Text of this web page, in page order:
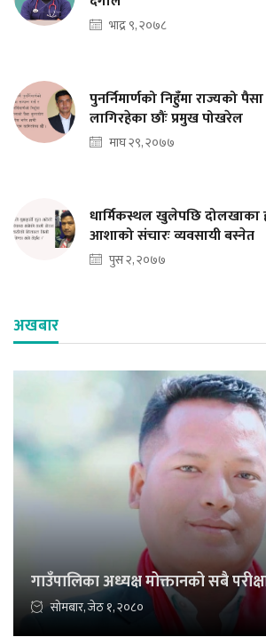
भाद्र ९, २०७८
पुनर्निमार्णको निहुँमा राज्यको
लागिरहेका छौंः प्रमुख पोखरेल
माघ २९, २०७७
धार्मिकस्थल खुलेपछि दोलखाका
आशाको संचारः व्यवसायी बस्नेत
पुस २, २०७७
अखबार
गाउँपालिका अध्यक्ष मोक्तानको सबै
सोमबार, जेठ १, २०८०